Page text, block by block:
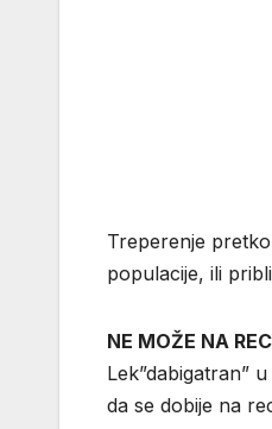
Treperenje
populacije, ili
NE MOŽE NA
Lek”dabigatran”
da se dobije na